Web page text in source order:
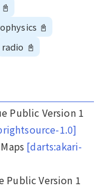
📓
📓
radio 📓
Public Version 1
1.0]
[darts:akari-
Public Version 1